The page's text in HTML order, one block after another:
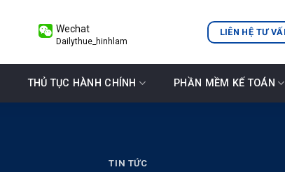
Wechat
Dailythue_hinhlam
LIÊN HỆ TƯ
THỦ TỤC HÀNH CHÍNH PHẦN MỀM KẾ TOÁN
TIN TỨC